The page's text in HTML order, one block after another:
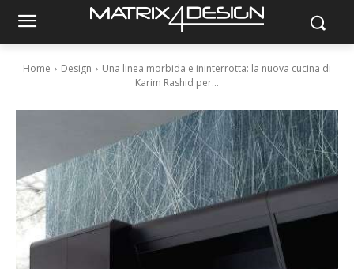
Home Design
Una linea morbida e ininterrotta: la nuova cucina di
Karim Rashid per...